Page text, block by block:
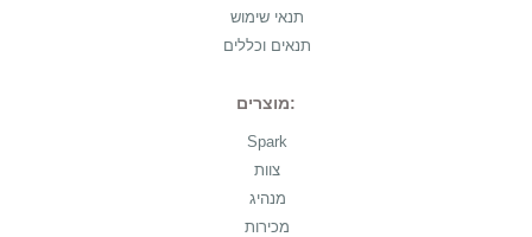
תנאי שימוש
תנאים וכללים
מוצרים:
Spark
צוות
מנהיג
מכירות